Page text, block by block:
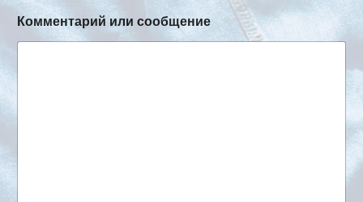
Комментарий или сообщение